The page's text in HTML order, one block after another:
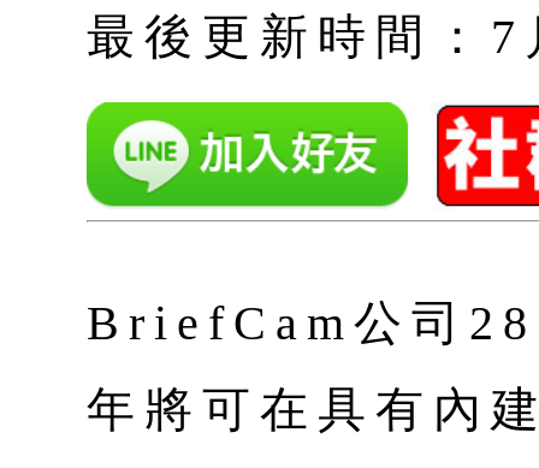
最後更新時間：
BriefCam公司
年將可在具有內